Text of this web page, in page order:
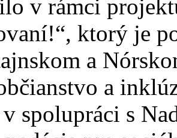
v rámci
ktorý je
a
a
spolupráci s